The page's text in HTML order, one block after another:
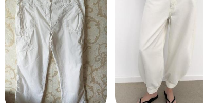
Коттоновые летние
джинсы
XXL
Джинсы trf balloon со
средней посадкой и
хлястиком от zara
1